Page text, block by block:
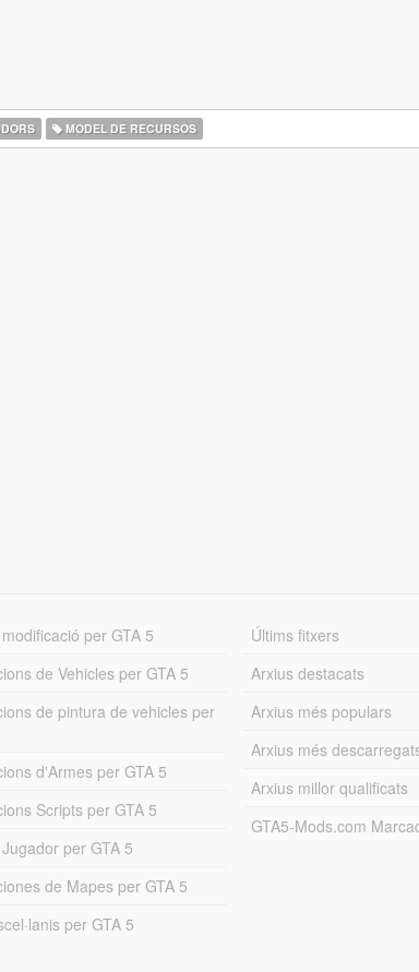
MODEL DE RECURSOS
per GTA 5
de Vehicles per GTA 5
de pintura de vehicles per
d'Armes per GTA 5
Scripts per GTA 5
per GTA 5
de Mapes per GTA 5
per GTA 5
Últims fitxers
Arxius destacats
Arxius més populars
Arxius més
Arxius millor qualificats
GTA5-Mods.com